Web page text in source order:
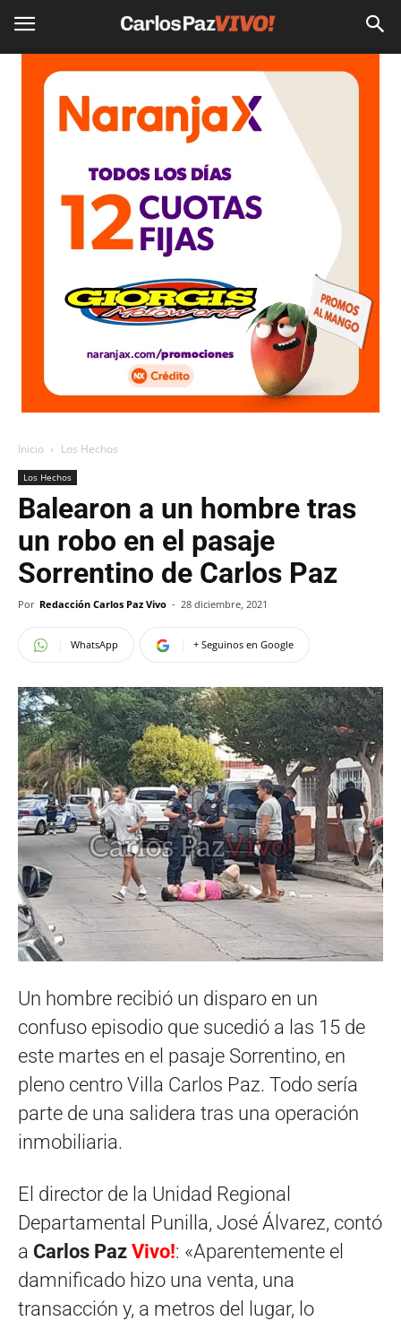
Inicio Los Hechos
Los Hechos
Balearon a un hombre tras
un robo en el pasaje
Sorrentino de Carlos Paz
Por Redacción Carlos Paz Vivo - 28 diciembre, 2021
WhatsApp + Seguinos en Google
Un hombre recibió un disparo en un
confuso episodio que sucedió a las 15 de
este martes en el pasaje Sorrentino, en
pleno centro Villa Carlos Paz. Todo sería
parte de una salidera tras una operación
inmobiliaria.
El director de la Unidad Regional
Departamental Punilla, José Álvarez, contó
a Carlos Paz Vivo!: «Aparentemente el
damnificado hizo una venta, una
transacción y, a metros del lugar, lo